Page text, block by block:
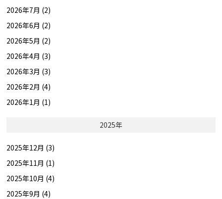
2026年7月 (2)
2026年6月 (2)
2026年5月 (2)
2026年4月 (3)
2026年3月 (3)
2026年2月 (4)
2026年1月 (1)
2025年
2025年12月 (3)
2025年11月 (1)
2025年10月 (4)
2025年9月 (4)